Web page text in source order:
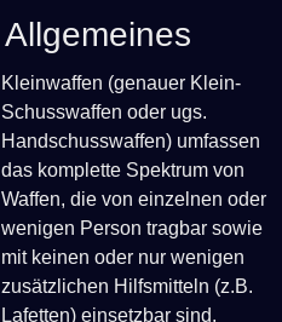
Allgemeines
Kleinwaffen (genauer Klein-
Schusswaffen oder ugs.
Handschusswaffen) umfassen
das komplette Spektrum von
Waffen, die von einzelnen oder
wenigen Person tragbar sowie
mit keinen oder nur wenigen
zusätzlichen Hilfsmitteln (z.B.
Lafetten) einsetzbar sind.